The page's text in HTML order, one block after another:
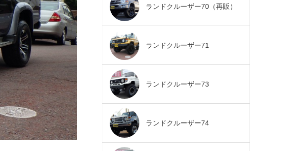
ランドクルーザー70（再販）
ランドクルーザー71
ランドクルーザー73
ランドクルーザー74